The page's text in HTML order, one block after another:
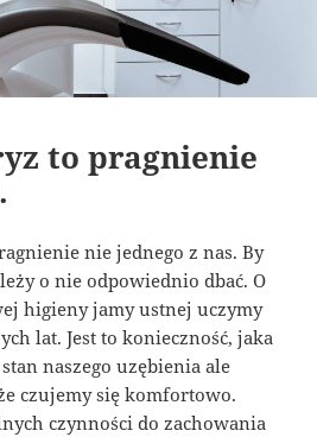
to pragnienie
nie jednego z nas. By
o nie odpowiednio dbać. O
higieny jamy ustnej uczymy
lat. Jest to konieczność, jaka
naszego uzębienia ale
czujemy się komfortowo.
czynności do zachowania